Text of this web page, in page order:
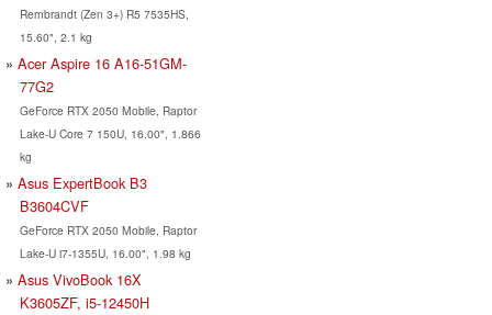
Rembrandt (Zen 3+) R5 7535HS,
15.60", 2.1 kg
Acer Aspire 16 A16-51GM-
77G2
GeForce RTX 2050 Mobile, Raptor
Lake-U Core 7 150U, 16.00", 1.866
kg
Asus ExpertBook B3
B3604CVF
GeForce RTX 2050 Mobile, Raptor
Lake-U i7-1355U, 16.00", 1.98 kg
Asus VivoBook 16X
K3605ZF, i5-12450H